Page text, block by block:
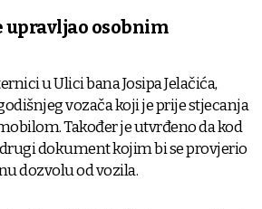
upravljao osobnim
u Ulici bana Josipa Jelačića,
vozača koji je prije stjecanja
Također je utvrđeno da kod
dokument kojim bi se provjerio
dozvolu od vozila.